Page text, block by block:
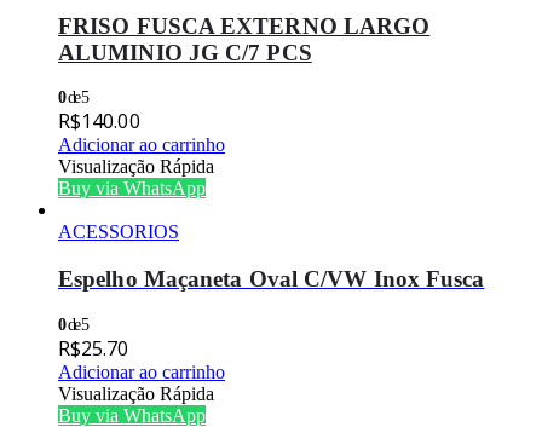
FRISO FUSCA EXTERNO LARGO
ALUMINIO JG C/7 PCS
0de 5
R$140.00
Adicionar ao carrinho
Visualização Rápida
Buy via WhatsApp
ACESSORIOS
Espelho Maçaneta Oval C/VW Inox Fusca
0de 5
R$25.70
Adicionar ao carrinho
Visualização Rápida
Buy via WhatsApp